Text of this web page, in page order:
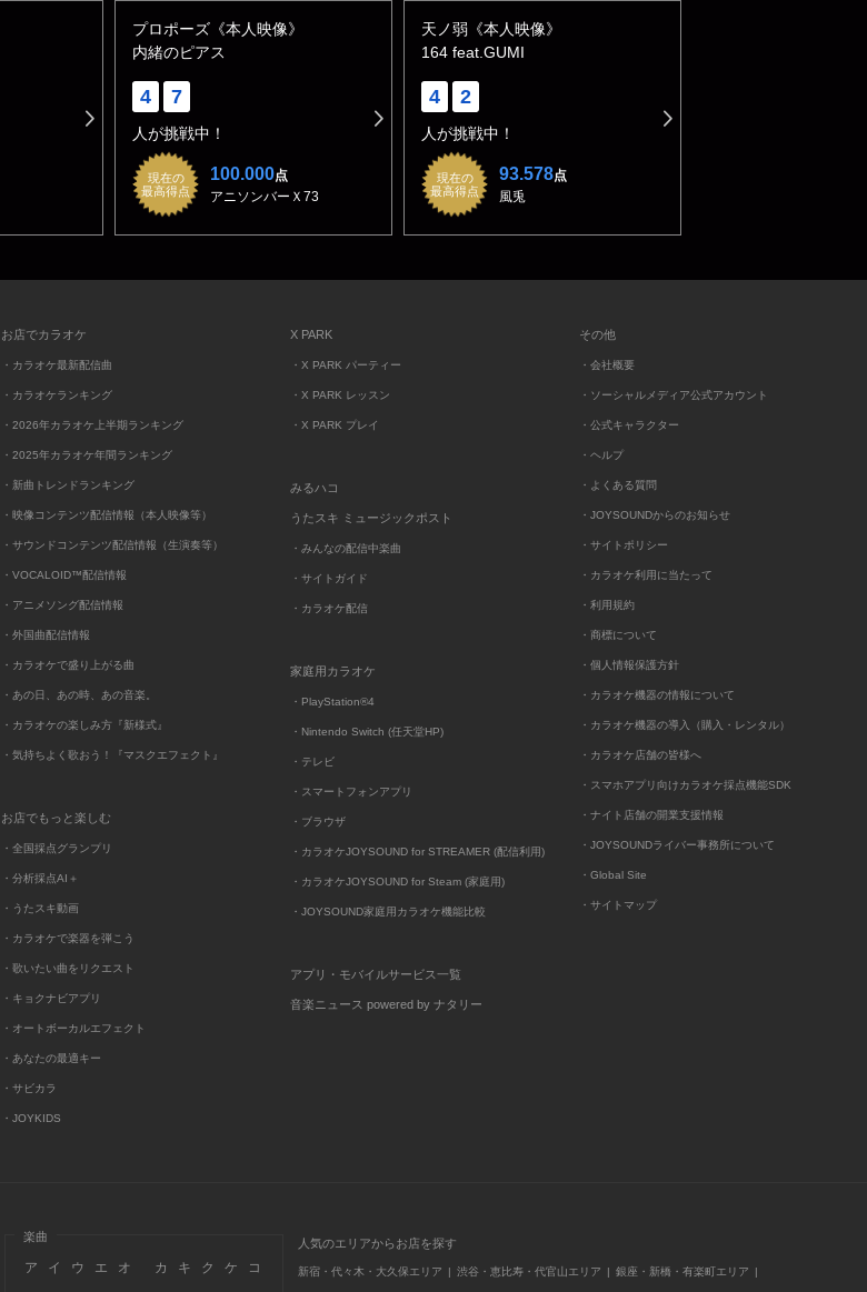
プロポーズ《本人映像》
内緒のピアス
4 7
人が挑戦中！
現在の
最高得点
100.000点
アニソンバーＸ73
天ノ弱《本人映像》
164 feat.GUMI
4 2
人が挑戦中！
現在の
最高得点
93.578点
風兎
お店でカラオケ
・カラオケ最新配信曲
・カラオケランキング
・2026年カラオケ上半期ランキング
・2025年カラオケ年間ランキング
・新曲トレンドランキング
・映像コンテンツ配信情報（本人映像等）
・サウンドコンテンツ配信情報（生演奏等）
・VOCALOID™配信情報
・アニメソング配信情報
・外国曲配信情報
・カラオケで盛り上がる曲
・あの日、あの時、あの音楽。
・カラオケの楽しみ方『新様式』
・気持ちよく歌おう！『マスクエフェクト』
お店でもっと楽しむ
・全国採点グランプリ
・分析採点AI＋
・うたスキ動画
・カラオケで楽器を弾こう
・歌いたい曲をリクエスト
・キョクナビアプリ
・オートボーカルエフェクト
・あなたの最適キー
・サビカラ
・JOYKIDS
X PARK
・X PARK パーティー
・X PARK レッスン
・X PARK プレイ
みるハコ
うたスキ ミュージックポスト
・みんなの配信中楽曲
・サイトガイド
・カラオケ配信
家庭用カラオケ
・PlayStation®4
・Nintendo Switch (任天堂HP)
・テレビ
・スマートフォンアプリ
・ブラウザ
・カラオケJOYSOUND for STREAMER (配信利用)
・カラオケJOYSOUND for Steam (家庭用)
・JOYSOUND家庭用カラオケ機能比較
アプリ・モバイルサービス一覧
音楽ニュース powered by ナタリー
その他
・会社概要
・ソーシャルメディア公式アカウント
・公式キャラクター
・ヘルプ
・よくある質問
・JOYSOUNDからのお知らせ
・サイトポリシー
・カラオケ利用に当たって
・利用規約
・商標について
・個人情報保護方針
・カラオケ機器の情報について
・カラオケ機器の導入（購入・レンタル）
・カラオケ店舗の皆様へ
・スマホアプリ向けカラオケ採点機能SDK
・ナイト店舗の開業支援情報
・JOYSOUNDライバー事務所について
・Global Site
・サイトマップ
楽曲
ア イ ウ エ オ カ キ ク ケ コ
人気のエリアからお店を探す
新宿・代々木・大久保エリア 渋谷・恵比寿・代官山エリア 銀座・新橋・有楽町エリア